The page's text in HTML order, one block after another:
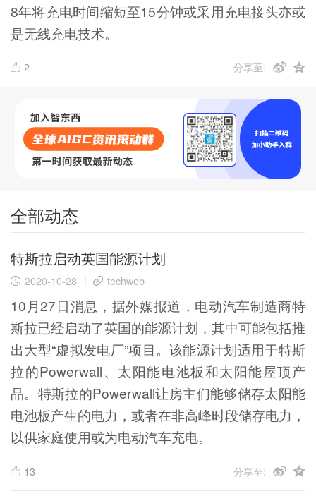
8年将充电时间缩短至15分钟或采用充电接头亦或
是无线充电技术。
2 分享至:
全部动态
特斯拉启动英国能源计划
2020-10-28 techweb
10月27日消息，据外媒报道，电动汽车制造商特
斯拉已经启动了英国的能源计划，其中可能包括推
出大型“虚拟发电厂”项目。该能源计划适用于特斯
拉的Powerwall、太阳能电池板和太阳能屋顶产
品。特斯拉的Powerwall让房主们能够储存太阳能
电池板产生的电力，或者在非高峰时段储存电力，
以供家庭使用或为电动汽车充电。
13 分享至: